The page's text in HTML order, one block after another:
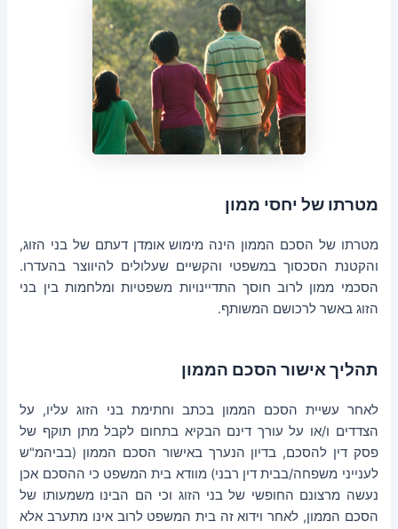
מטרתו של יחסי ממון
מטרתו של הסכם הממון הינה מימוש אומדן דעתם של בני הזוג,
והקטנת הסכסוך במשפטי והקשיים שעלולים להיווצר בהעדרו.
הסכמי ממון לרוב חוסך התדיינויות משפטיות ומלחמות בין בני
הזוג באשר לרכושם המשותף.
תהליך אישור הסכם הממון
לאחר עשיית הסכם הממון בכתב וחתימת בני הזוג עליו, על
הצדדים ו/או על עורך דינם הבקיא בתחום לקבל מתן תוקף של
פסק דין להסכם, בדיון הנערך באישור הסכם הממון (בביהמ"ש
לענייני משפחה/בבית דין רבני) מוודא בית המשפט כי ההסכם אכן
נעשה מרצונם החופשי של בני הזוג וכי הם הבינו משמעותו של
הסכם הממון, לאחר וידוא זה בית המשפט לרוב אינו מתערב אלא